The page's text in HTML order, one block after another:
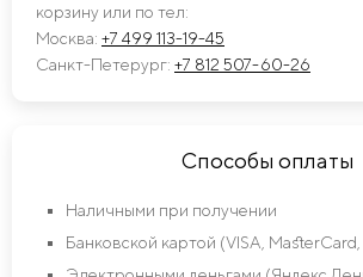
корзину или по тел:
Москва: +7 499 113-19-45
Санкт-Петерург: +7 812 507-60-26
Способы оплаты
Наличными при получении
Банковской картой (VISA,